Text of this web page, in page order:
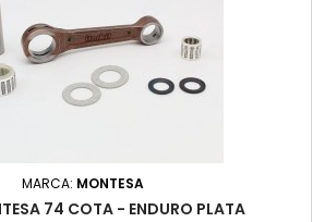
MARCA: MONTESA
74 COTA - ENDURO PLATA